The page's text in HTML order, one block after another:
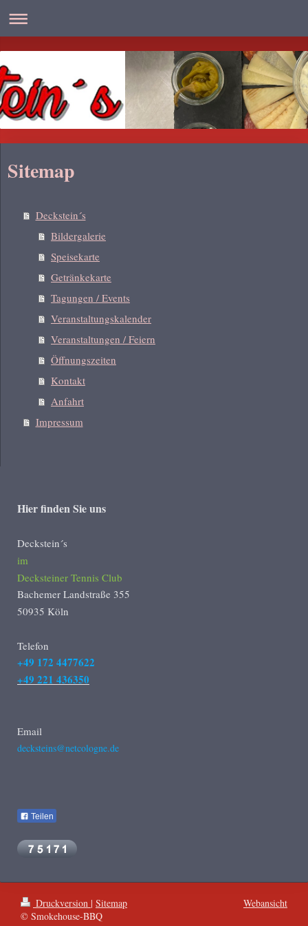
Sitemap
Deckstein´s
Bildergalerie
Speisekarte
Getränkekarte
Tagungen / Events
Veranstaltungskalender
Veranstaltungen / Feiern
Öffnungszeiten
Kontakt
Anfahrt
Impressum
Hier finden Sie uns
Deckstein´s
im
Decksteiner Tennis Club
Bachemer Landstraße 355
50935 Köln
Telefon
+49 172 4477622
+49 221 436350
Email
decksteins@netcologne.de
Teilen
Druckversion | Sitemap
© Smokehouse-BBQ
Webansicht